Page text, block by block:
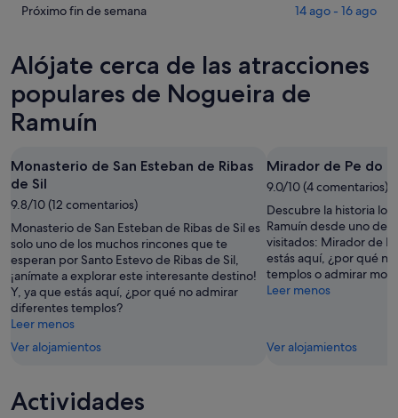
Nogueira
para
noche,
8
-
9
ago
precios
de
Ramuín
para
mañana
la
noche,
9
ago
-
10
ago
Comprueba
en
Nogueira
de
Ramuín
el
próximo
fin
de
semana,
14
ago
-
16
ago
Próximo fin de semana 14 ago - 16 ago
Alójate cerca de las atracciones
populares de Nogueira de
Ramuín
Monasterio de San Esteban de Ribas
de Sil
9.8/10 (12 comentarios)
Monasterio de San Esteban de Ribas de Sil es
solo uno de los muchos rincones que te
esperan por Santo Estevo de Ribas de Sil,
¡anímate a explorar este interesante destino!
Y, ya que estás aquí, ¿por qué no admirar
diferentes templos?
Leer menos
Ver alojamientos
Mirador de Pe do
9.0/10 (4 comentarios)
Descubre la historia
Ramuín desde uno de
visitados: Mirador de
estás aquí, ¿por qué
templos o admirar
Leer menos
Ver alojamientos
Actividades